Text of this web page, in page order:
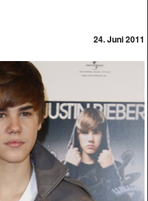
24. Juni 2011